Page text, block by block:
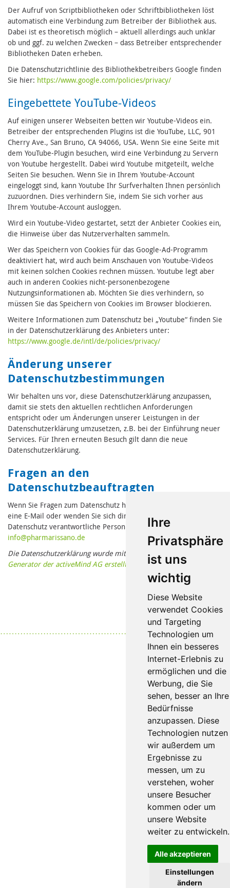
Ihre
Privatsphäre
ist uns
wichtig
Diese Website
verwendet Cookies
und Targeting
Technologien um
Ihnen ein besseres
Internet-Erlebnis zu
ermöglichen und die
Werbung, die Sie
sehen, besser an Ihre
Bedürfnisse
anzupassen. Diese
Technologien nutzen
wir außerdem um
Ergebnisse zu
messen, um zu
verstehen, woher
unsere Besucher
kommen oder um
unsere Website
weiter zu entwickeln.
Alle akzeptieren
Einstellungen
ändern
Der Aufruf von Scriptbibliotheken oder Schriftbibliotheken löst
automatisch eine Verbindung zum Betreiber der Bibliothek aus.
Dabei ist es theoretisch möglich – aktuell allerdings auch unklar
ob und ggf. zu welchen Zwecken – dass Betreiber entsprechender
Bibliotheken Daten erheben.
Die Datenschutzrichtlinie des Bibliothekbetreibers Google finden
Sie hier: https://www.google.com/policies/privacy/
Eingebettete YouTube-Videos
Auf einigen unserer Webseiten betten wir Youtube-Videos ein.
Betreiber der entsprechenden Plugins ist die YouTube, LLC, 901
Cherry Ave., San Bruno, CA 94066, USA. Wenn Sie eine Seite mit
dem YouTube-Plugin besuchen, wird eine Verbindung zu Servern
von Youtube hergestellt. Dabei wird Youtube mitgeteilt, welche
Seiten Sie besuchen. Wenn Sie in Ihrem Youtube-Account
eingeloggt sind, kann Youtube Ihr Surfverhalten Ihnen persönlich
zuzuordnen. Dies verhindern Sie, indem Sie sich vorher aus
Ihrem Youtube-Account ausloggen.
Wird ein Youtube-Video gestartet, setzt der Anbieter Cookies ein,
die Hinweise über das Nutzerverhalten sammeln.
Wer das Speichern von Cookies für das Google-Ad-Programm
deaktiviert hat, wird auch beim Anschauen von Youtube-Videos
mit keinen solchen Cookies rechnen müssen. Youtube legt aber
auch in anderen Cookies nicht-personenbezogene
Nutzungsinformationen ab. Möchten Sie dies verhindern, so
müssen Sie das Speichern von Cookies im Browser blockieren.
Weitere Informationen zum Datenschutz bei „Youtube“ finden Sie
in der Datenschutzerklärung des Anbieters unter:
https://www.google.de/intl/de/policies/privacy/
Änderung unserer
Datenschutzbestimmungen
Wir behalten uns vor, diese Datenschutzerklärung anzupassen,
damit sie stets den aktuellen rechtlichen Anforderungen
entspricht oder um Änderungen unserer Leistungen in der
Datenschutzerklärung umzusetzen, z.B. bei der Einführung neuer
Services. Für Ihren erneuten Besuch gilt dann die neue
Datenschutzerklärung.
Fragen an den
Datenschutzbeauftragten
Wenn Sie Fragen zum Datenschutz haben, schreiben Sie uns bitte
eine E-Mail oder wenden Sie sich direkt an die für den
Datenschutz verantwortliche Person in unserer Organisation:
info@pharmarissano.de
Die Datenschutzerklärung wurde mit dem
Datenschutzerklärungs-
Generator der activeMind AG erstellt
Datenschutz |Impressum